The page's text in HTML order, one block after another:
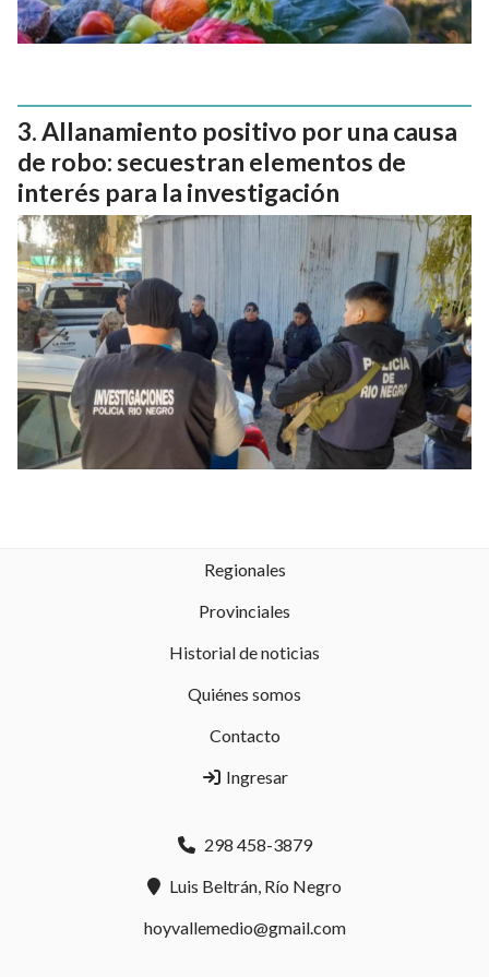
Allanamiento positivo por una causa
de robo: secuestran elementos de
interés para la investigación
Regionales
Provinciales
Historial de noticias
Quiénes somos
Contacto
Ingresar
298 458-3879
Luis Beltrán, Río Negro
hoyvallemedio@gmail.com